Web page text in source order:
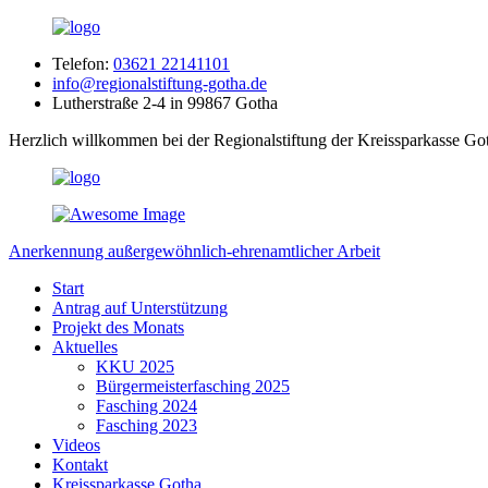
Telefon: 03621 22141101
info@regionalstiftung-gotha.de
Lutherstraße 2-4 in 99867 Gotha
Herzlich willkommen bei der Regionalstiftung der Kreissparkasse
Anerkennung außergewöhnlich-ehrenamtlicher Arbeit
Start
Antrag auf Unterstützung
Projekt des Monats
Aktuelles
KKU 2025
Bürgermeisterfasching 2025
Fasching 2024
Fasching 2023
Videos
Kontakt
Kreissparkasse Gotha